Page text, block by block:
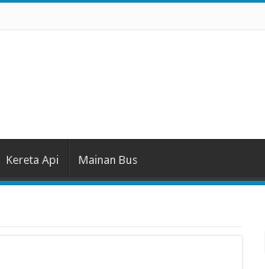
Kereta Api Mainan Bus